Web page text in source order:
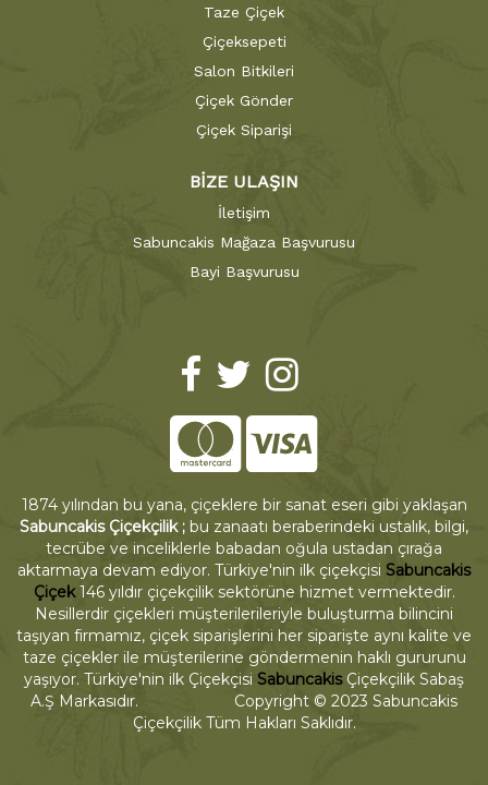
Taze Çiçek
Çiçeksepeti
Salon Bitkileri
Çiçek Gönder
Çiçek Siparişi
BİZE ULAŞIN
İletişim
Sabuncakis Mağaza Başvurusu
Bayi Başvurusu
1874 yılından bu yana, çiçeklere bir sanat eseri gibi yaklaşan
Sabuncakis Çiçekçilik ; bu zanaatı beraberindeki ustalık, bilgi,
tecrübe ve inceliklerle babadan oğula ustadan çırağa
aktarmaya devam ediyor. Türkiye'nin ilk çiçekçisi Sabuncakis
Çiçek146 yıldır çiçekçilik sektörüne hizmet vermektedir.
Nesillerdir çiçekleri müşterilerileriyle buluşturma bilincini
taşıyan firmamız, çiçek siparişlerini her siparişte aynı kalite ve
taze çiçekler ile müşterilerine göndermenin haklı gururunu
yaşıyor. Türkiye'nin ilk Çiçekçisi SabuncakisÇiçekçilik Sabaş
A.Ş Markasıdır. Copyright © 2023 Sabuncakis
Çiçekçilik Tüm Hakları Saklıdır.